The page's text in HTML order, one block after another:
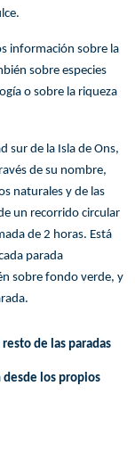
información sobre la
sobre especies
o sobre la riqueza
sur de la Isla de Ons,
de su nombre,
naturales y de las
un recorrido circular
de 2 horas. Está
parada
sobre fondo verde, y
resto de las paradas
desde los propios